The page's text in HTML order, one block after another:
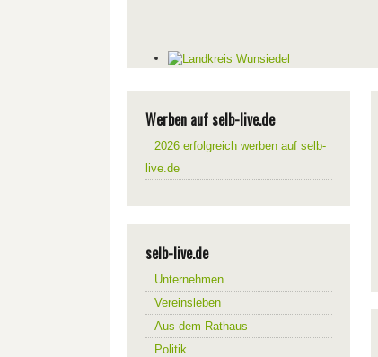
Werben auf selb-live.de
2026 erfolgreich werben auf selb-
live.de
selb-live.de
Unternehmen
Vereinsleben
Aus dem Rathaus
Politik